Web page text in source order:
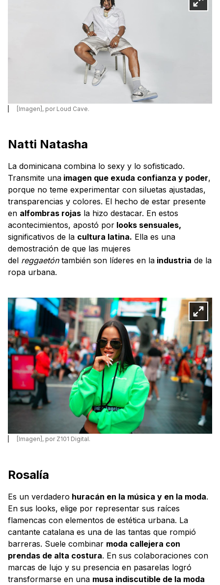
[Imagen], por Loud Cave.
Natti Natasha
La dominicana combina lo sexy y lo sofisticado.
Transmite una imagen que exuda confianza y poder,
porque no teme experimentar con siluetas ajustadas,
transparencias y colores. El hecho de estar presente
en alfombras rojas la hizo destacar. En estos
acontecimientos, apostó por looks sensuales,
significativos de la cultura latina. Ella es una
demostración de que las mujeres
del reggaetón también son líderes en la industria de la
ropa urbana.
[Imagen], por Z101 Digital.
Rosalía
Es un verdadero huracán en la música y en la moda.
En sus looks, elige por representar sus raíces
flamencas con elementos de estética urbana. La
cantante catalana es una de las tantas que rompió
barreras. Suele combinar moda callejera con
prendas de alta costura. En sus colaboraciones con
marcas de lujo y su presencia en pasarelas logró
transformarse en una musa indiscutible de la moda